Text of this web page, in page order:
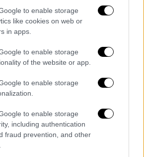
to enable storage
like cookies on web or
in apps.
to enable storage
of the website or app.
to enable storage
to enable storage
including authentication
fraud prevention, and other
και «ανθρώπου
σαν ένας
ήρωας. Κάποιος που τους
τουλάχιστον αυτό νομίζουν
αίσθημα
να λειτουργεί
με τον σκοτεινό του
γίνεται βούρκος. Το sold out
το αποκορύφωμα αυτής της